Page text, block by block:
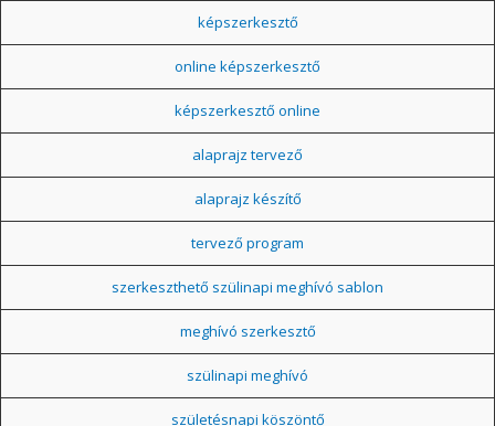
képszerkesztő
online képszerkesztő
képszerkesztő online
alaprajz tervező
alaprajz készítő
tervező program
szerkeszthető szülinapi meghívó sablon
meghívó szerkesztő
szülinapi meghívó
születésnapi köszöntő